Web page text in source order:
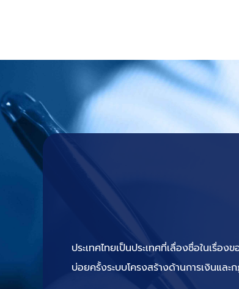
ประเทศไทยเป็นประเทศที่เลื่องชื่อในเรื่
บ่อยครั้งระบบโครงสร้างด้านการเงินแล